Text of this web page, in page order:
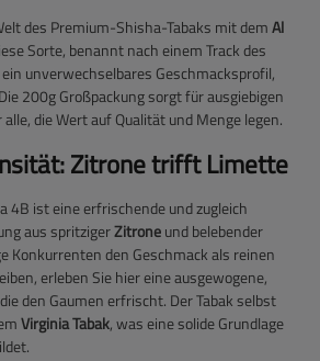
des Premium-Shisha-Tabaks mit demAl
Sorte, benannt nach einem Track des
unverwechselbares Geschmacksprofil,
200g Großpackung sorgt für ausgiebigen
die Wert auf Qualität und Menge legen.
Zitrone trifft Limette
4B ist eine erfrischende und zugleich
aus spritzigerZitroneund belebender
Konkurrenten den Geschmack als reinen
erleben Sie hier eine ausgewogene,
den Gaumen erfrischt. Der Tabak selbst
Virginia Tabak, was eine solide Grundlage